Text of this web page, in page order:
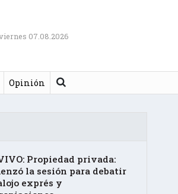
07.08.2026
Opinión Buscar
Propiedad privada:
la sesión para debatir
exprés y